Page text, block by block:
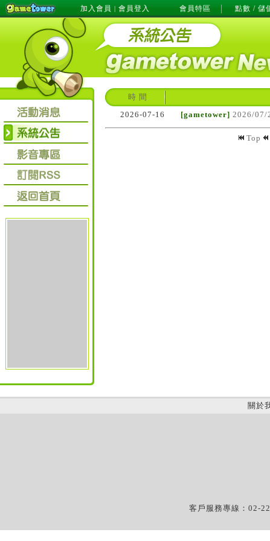
加入會員 | 會員登入 會員特區 點數 / 儲
時 間
2026-07-16
[gametower] 2026/07/
Top
關於
客戶服務專線：02-